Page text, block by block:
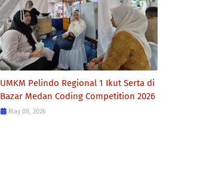
UMKM Pelindo Regional 1 Ikut Serta di
Bazar Medan Coding Competition 2026
May 08, 2026